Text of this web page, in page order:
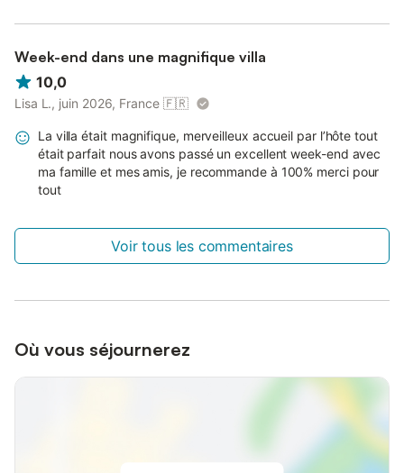
Week-end dans une magnifique villa
10,0
Lisa L., juin 2026, France 🇫🇷
La villa était magnifique, merveilleux accueil par l’hôte tout
était parfait nous avons passé un excellent week-end avec
ma famille et mes amis, je recommande à 100% merci pour
tout
Voir tous les commentaires
Où vous séjournerez